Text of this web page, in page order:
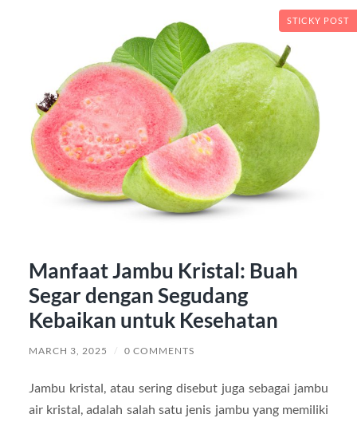
STICKY POST
Manfaat Jambu Kristal: Buah
Segar dengan Segudang
Kebaikan untuk Kesehatan
MARCH 3, 2025 / 0 COMMENTS
Jambu kristal, atau sering disebut juga sebagai jambu
air kristal, adalah salah satu jenis jambu yang memiliki